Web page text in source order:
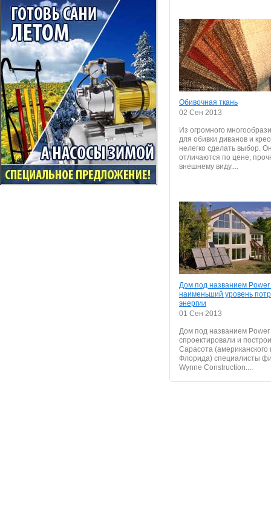
Обивочная ткань
02 Сен 2013
Из огромного
для обивки диванов и
нелегко сделать выбор.
отличаются по цене,
внешнему виду....
Дом под названием
наименьший уровень
энергии
01 Сен 2013
Дом под названием
спроектировали и
Сарасота (американского
Флорида) специалисты
Wynne Construction....